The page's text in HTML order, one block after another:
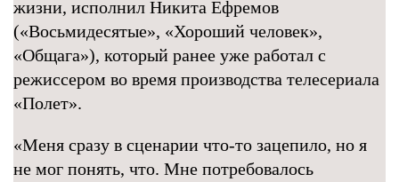
жизни, исполнил Никита Ефремов
(«Восьмидесятые», «Хороший человек»,
«Общага»), который ранее уже работал с
режиссером во время производства телесериала
«Полет».
«Меня сразу в сценарии что-то зацепило, но я
не мог понять, что. Мне потребовалось